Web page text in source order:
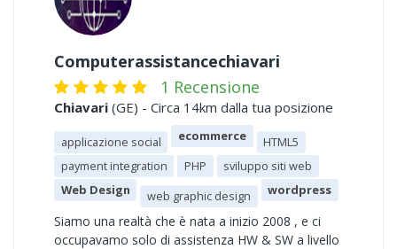
Computerassistancechiavari
1 Recensione
Chiavari (GE) - Circa 14km dalla tua posizione
applicazione social ecommerce
HTML5
payment integration
PHP
sviluppo siti web
Web Design
web graphic design wordpress
Siamo una realtà che è nata a inizio 2008 , e ci
occupavamo solo di assistenza HW & SW a livello